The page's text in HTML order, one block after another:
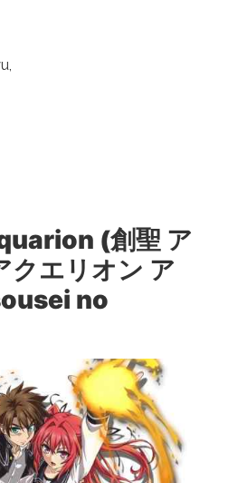
(創聖 ア
クエリオン ア
no